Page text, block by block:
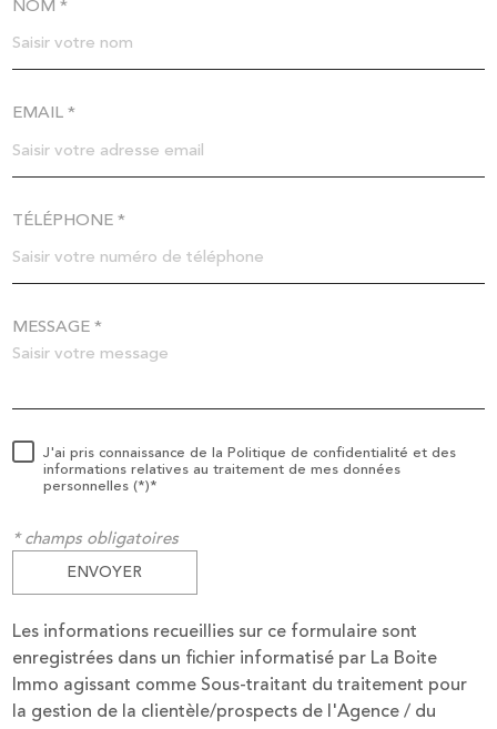
NOM *
EMAIL *
TÉLÉPHONE *
MESSAGE *
J'ai pris connaissance de la Politique de confidentialité et des
informations relatives au traitement de mes données
personnelles (*)*
* champs obligatoires
ENVOYER
Les informations recueillies sur ce formulaire sont
enregistrées dans un fichier informatisé par La Boite
Immo agissant comme Sous-traitant du traitement pour
la gestion de la clientèle/prospects de l'Agence / du